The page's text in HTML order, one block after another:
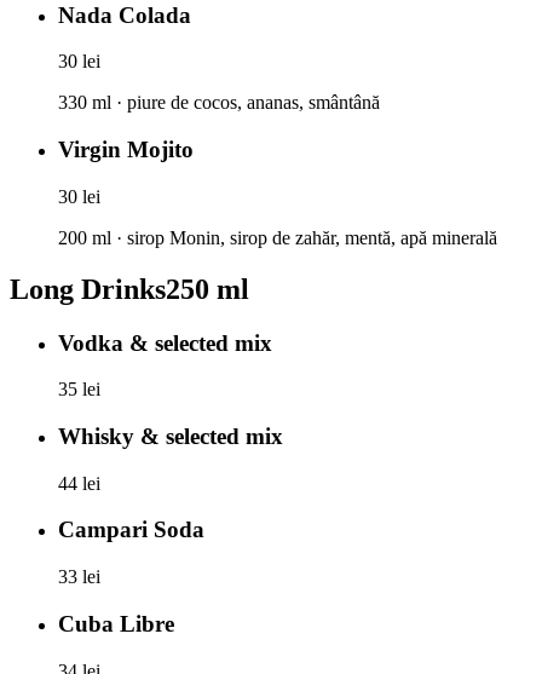
Nada Colada
30 lei
330 ml · piure de cocos, ananas, smântână
Virgin Mojito
30 lei
200 ml · sirop Monin, sirop de zahăr, mentă, apă minerală
Long Drinks250 ml
Vodka & selected mix
35 lei
Whisky & selected mix
44 lei
Campari Soda
33 lei
Cuba Libre